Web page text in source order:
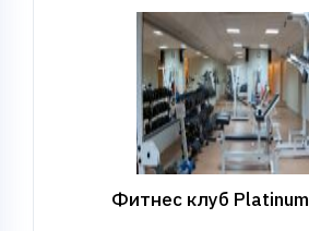
Фитнес клуб Platinum